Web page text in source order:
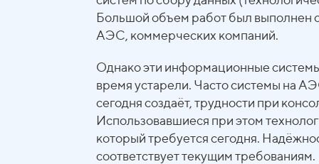
Большой объем работ был выполнен
АЭС, коммерческих компаний.
Однако эти информационные системы
время устарели. Часто системы на
сегодня создаёт, трудности при
Использовавшиеся при этом
который требуется сегодня.
соответствует текущим требованиям.